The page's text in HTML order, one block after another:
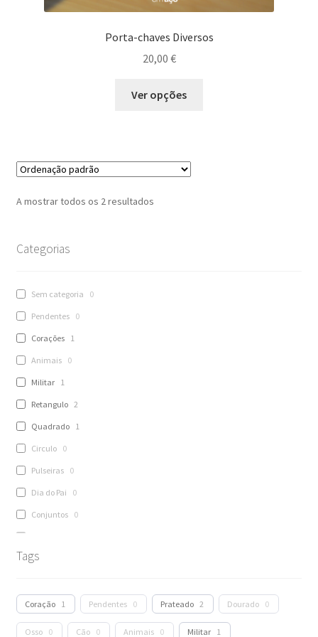
Porta-chaves Diversos
20,00 €
Ver opções
A mostrar todos os 2 resultados
Categorias
Sem categoria 0
Pendentes 0
Corações 1
Animais 0
Militar 1
Retangulo 2
Quadrado 1
Circulo 0
Pulseiras 0
Dia do Pai 0
Conjuntos 0
Escravas
Anel 0
Fios 0
Tags
Coração 1 Pendentes 0 Prateado 2 Dourado 0
Osso 0 Cão 0 Animais 0 Militar 1